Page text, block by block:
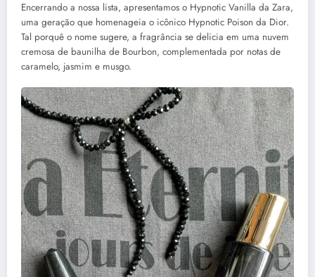
Encerrando a nossa lista, apresentamos o Hypnotic Vanilla da Zara,
uma geração que homenageia o icônico Hypnotic Poison da Dior.
Tal porquê o nome sugere, a fragrância se delicia em uma nuvem
cremosa de baunilha de Bourbon, complementada por notas de
caramelo, jasmim e musgo.